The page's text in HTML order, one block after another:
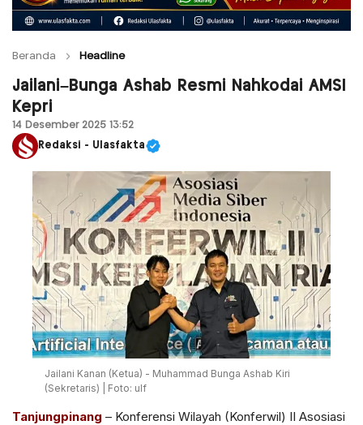
Beranda Headline
Jailani–Bunga Ashab Resmi Nahkodai AMSI
Kepri
14 Desember 2025 13:52
Redaksi - Ulasfakta
Jailani Kanan (Ketua) - Muhammad Bunga Ashab Kiri
(Sekretaris) | Foto: ulf
Tanjungpinang – Konferensi Wilayah (Konferwil) II Asosiasi